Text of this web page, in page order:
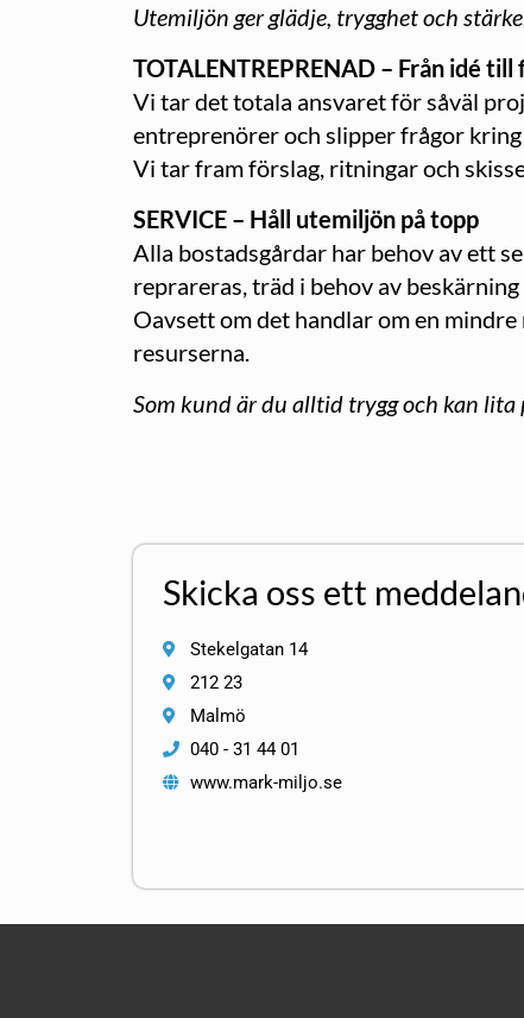
Utemiljön ger glädje, trygghet och
TOTALENTREPRENAD – Från idé till
Vi tar det totala ansvaret för såväl
entreprenörer och slipper frågor
Vi tar fram förslag, ritningar och
SERVICE – Håll utemiljön på topp
Alla bostadsgårdar har behov av ett
reprareras, träd i behov av
Oavsett om det handlar om en
resurserna.
Som kund är du alltid trygg och kan lita
Skicka oss ett
Stekelgatan 14
212 23
Malmö
040 - 31 44 01
www.mark-miljo.se